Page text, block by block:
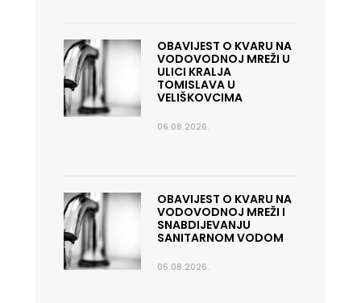
OBAVIJEST O KVARU NA
VODOVODNOJ MREŽI U
ULICI KRALJA
TOMISLAVA U
VELIŠKOVCIMA
06.08.2026.
OBAVIJEST O KVARU NA
VODOVODNOJ MREŽI I
SNABDIJEVANJU
SANITARNOM VODOM
05.08.2026.